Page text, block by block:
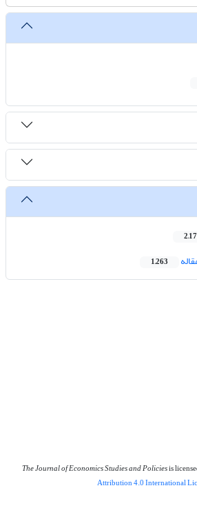
1,263
The Journal of Economics Studies and Policiesis
Attribution 4.0 International